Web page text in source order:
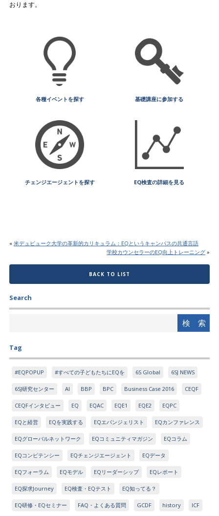
おります。
各種イベントを探す 基礎講座に参加する
チェンジエージェントを探す EQ検査の詳細を見る
« 米デュビューク大学の革新的カリキュラム：EQというキャンパスの共通言語
学校カウンセラーのEQ向上トレーニング »
BACK TO LIST
Search
Tag
#EQPOPUP #すべての子どもたちにEQを 6S Global 6SJ NEWS
6SJ研究センター AI BBP BPC Business Case 2016 CEQF
CEQFインタビュー EQ EQAC EQE1 EQE2 EQPC
EQと経営 EQを実践する EQエバンジェリスト EQカンファレンス
EQグローバルネットワーク EQコミュニティマガジン EQコラム
EQコンピテンシー EQチェンジエージェント EQデータ
EQフォーラム EQモデル EQリーダーシップ EQレポート
EQ探求Journey EQ検査・EQテスト EQ知ってる？
EQ研修・EQセミナー FAQ・よくある質問 GCDF history ICF